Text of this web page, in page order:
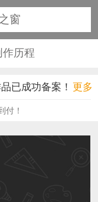
窗
作历程
已成功备案！
已成功备案！
已成功备案！
已成功备案！
已成功备案！
更多
付！